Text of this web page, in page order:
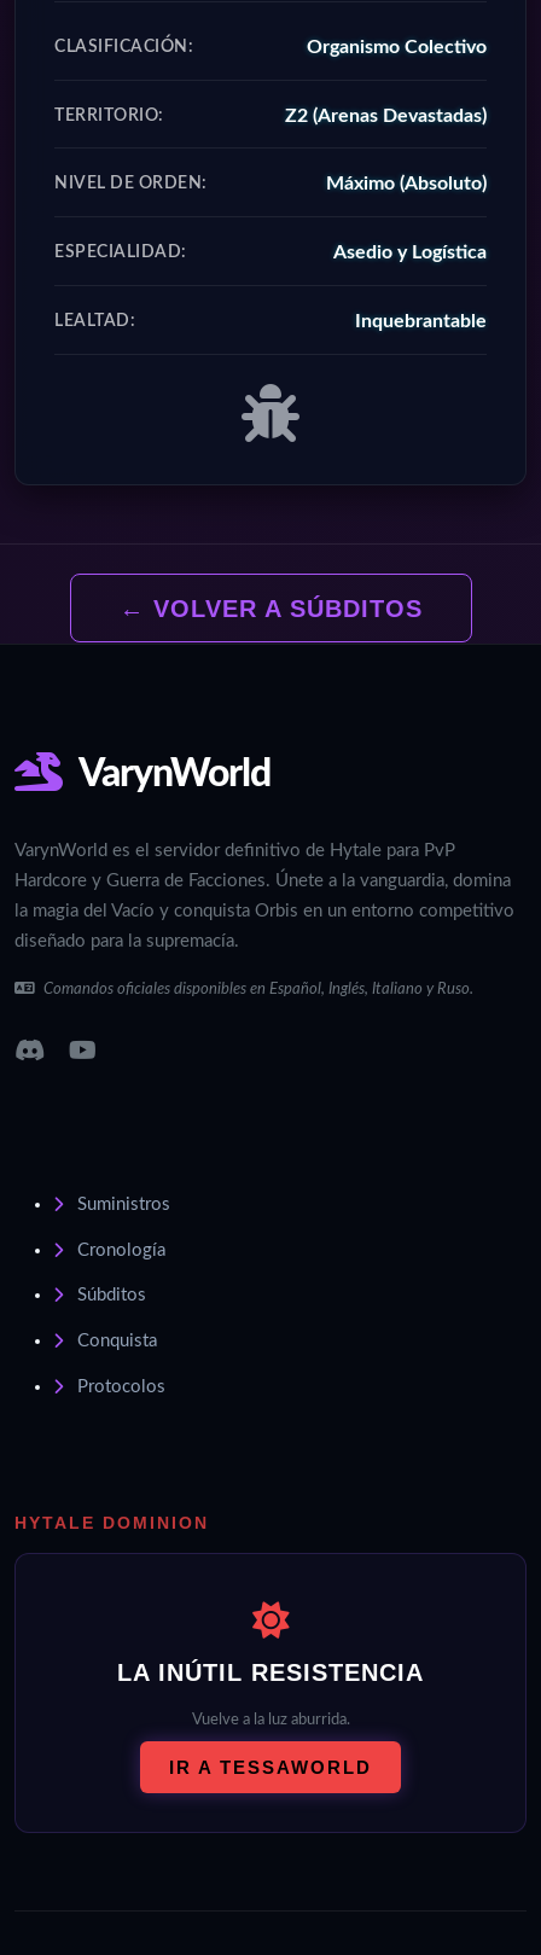
CLASIFICACIÓN: Organismo Colectivo
TERRITORIO: Z2 (Arenas Devastadas)
NIVEL DE ORDEN: Máximo (Absoluto)
ESPECIALIDAD: Asedio y Logística
LEALTAD: Inquebrantable
← VOLVER A SÚBDITOS
VarynWorld
VarynWorld es el servidor definitivo de Hytale para PvP
Hardcore y Guerra de Facciones. Únete a la vanguardia, domina
la magia del Vacío y conquista Orbis en un entorno competitivo
diseñado para la supremacía.
Comandos oficiales disponibles en Español, Inglés, Italiano y Ruso.
Suministros
Cronología
Súbditos
Conquista
Protocolos
HYTALE DOMINION
LA INÚTIL RESISTENCIA
Vuelve a la luz aburrida.
IR A TESSAWORLD